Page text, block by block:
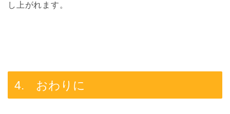
し上がれます。
4. おわりに